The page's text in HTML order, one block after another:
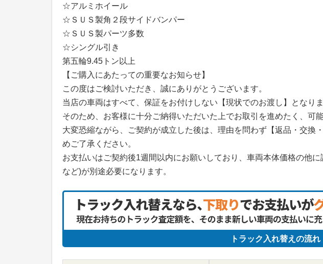
☆アルミホイール
☆ＳＵＳ製角２段サイドバンパー
☆ＳＵＳ製パーツ多数
☆シングル引き
第五輪9.45トン以上
【ご購入にあたっての重要なお知らせ】
この度はご検討いただき、誠にありがとうございます。
当店の車両はすべて、保証をお付けしない【現状でのお渡し】となりま
そのため、お客様に十分ご納得いただいた上でお取引を進めたく、可
大変恐縮ながら、ご契約が成立した後は、理由を問わず【返品・交換
めご了承ください。
お支払いはご契約後1週間以内にお願いしており、車両本体価格の他
など)が別途必要になります。
トラック入れ替えの流れ